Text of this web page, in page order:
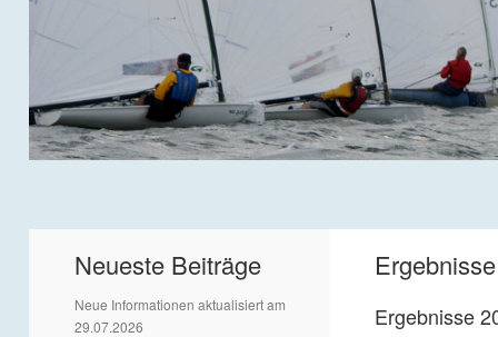
Neueste Beiträge
Neue Informationen aktualisiert am
29.07.2026
Ergebnisse